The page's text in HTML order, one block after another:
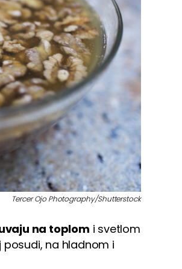
Tercer Ojo Photography/Shutterstock
na toplom i svetlom
posudi, na hladnom i